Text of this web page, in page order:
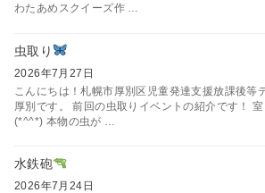
わたあめスクイーズ作 …
虫取り
2026年7月27日
こんにちは！札幌市厚別区児童発達支援放課後等
厚別です。 前回の虫取りイベントの紹介です！
(*^^*) 本物の虫が …
水鉄砲
2026年7月24日